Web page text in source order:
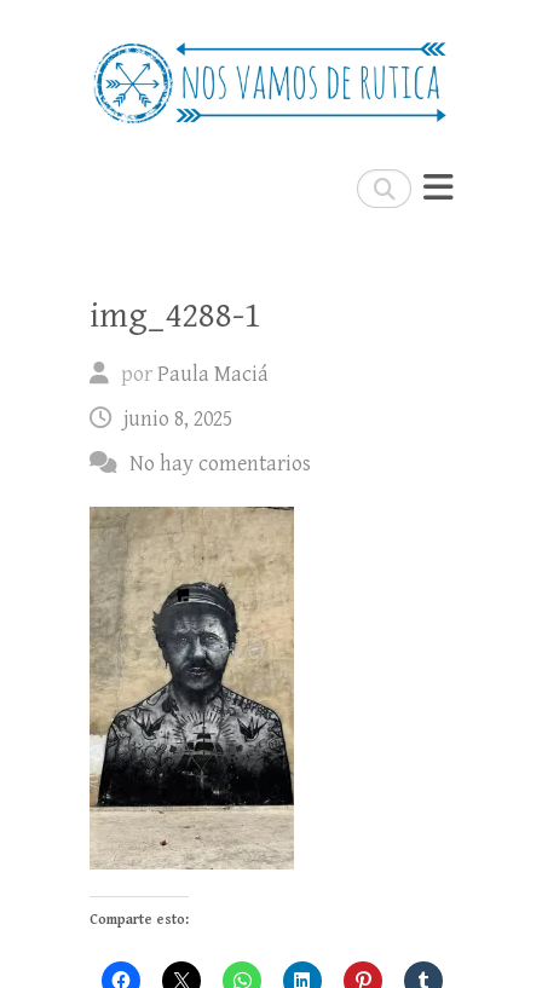
Buscar
Nos Vamos de Rutica
img_4288-1
porPaula Maciá
junio 8, 2025
No hay comentarios
Comparte esto: